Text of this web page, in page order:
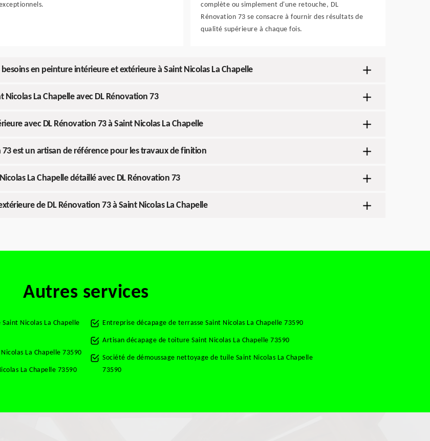
complète ou simplement d'une retouche, DL
Rénovation 73 se consacre à fournir des résultats de
qualité supérieure à chaque fois.
en peinture intérieure et extérieure à Saint Nicolas La Chapelle
La Chapelle avec DL Rénovation 73
avec DL Rénovation 73 à Saint Nicolas La Chapelle
est un artisan de référence pour les travaux de finition
La Chapelle détaillé avec DL Rénovation 73
de DL Rénovation 73 à Saint Nicolas La Chapelle
Autres services
Nicolas La Chapelle
La Chapelle 73590
La Chapelle 73590
Entreprise décapage de terrasse Saint Nicolas La Chapelle 73590
Artisan décapage de toiture Saint Nicolas La Chapelle 73590
Société de démoussage nettoyage de tuile Saint Nicolas La Chapelle
73590